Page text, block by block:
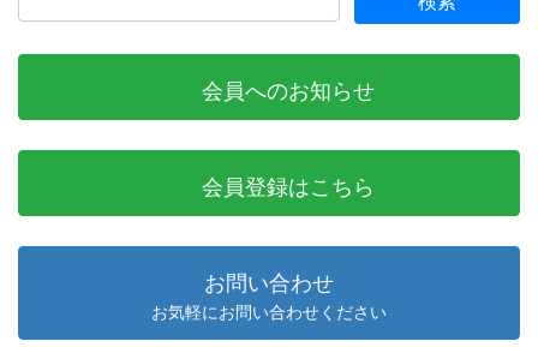
会員へのお知らせ
会員登録はこちら
お問い合わせ
お気軽にお問い合わせください